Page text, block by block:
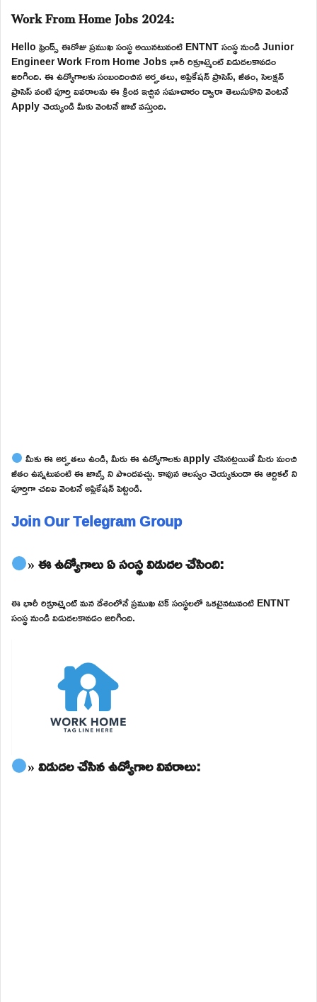
Work From Home Jobs 2024:
Hello ఫ్రెండ్స్ ఈరోజు ప్రముఖ సంస్థ అయినటువంటి ENTNT సంస్థ నుండి Junior
Engineer Work From Home Jobs భారీ రిక్రూట్మెంట్ విడుదలకావడం
జరిగింది. ఈ ఉద్యోగాలకు సంబందించిన అర్హతలు, అప్లికేషన్ ప్రాసెస్, జీతం, సెలక్షన్
ప్రాసెస్ వంటి పూర్తి వివరాలను ఈ క్రింద ఇచ్చిన సమాచారం ద్వారా తెలుసుకొని వెంటనే
Apply చెయ్యండి మీకు వెంటనే జాబ్ వస్తుంది.
మీకు ఈ అర్హతలు ఉండి, మీరు ఈ ఉద్యోగాలకు apply చేసినట్లయితే మీరు మంచి
జీతం ఉన్నటువంటి ఈ జాబ్స్ ని పొందవచ్చు. కావున ఆలస్యం చెయ్యకుండా ఈ ఆర్టికల్ ని
పూర్తిగా చదివి వెంటనే అప్లికేషన్ పెట్టండి.
Join Our Telegram Group
» ఈ ఉద్యోగాలు ఏ సంస్థ విడుదల చేసింది:
ఈ భారీ రిక్రూట్మెంట్ మన దేశంలోనే ప్రముఖ టెక్ సంస్థలలో ఒకటైనటువంటి ENTNT
సంస్థ నుండి విడుదలకావడం జరిగింది.
» విడుదల చేసిన ఉద్యోగాల వివరాలు: